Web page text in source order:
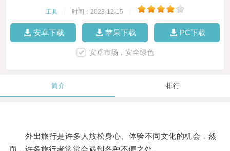
工具 时间：2023-12-15
安卓下载 苹果下载 PC下载
安卓市场，安全绿色
简介 排行
外出旅行是许多人放松身心、体验不同文化的机会，然